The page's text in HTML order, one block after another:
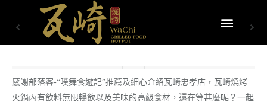
感謝部落客-“噗舞食遊記”推薦及細心介紹瓦崎忠孝店，瓦崎燒烤
火鍋內有飲料無限暢飲以及美味的高級食材，還在等甚麼呢？一起